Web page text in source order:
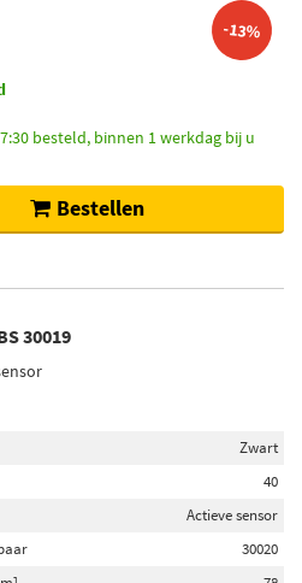
-13%
besteld, binnen 1 werkdag bij u
Bestellen
30019
Zwart
40
Actieve sensor
30020